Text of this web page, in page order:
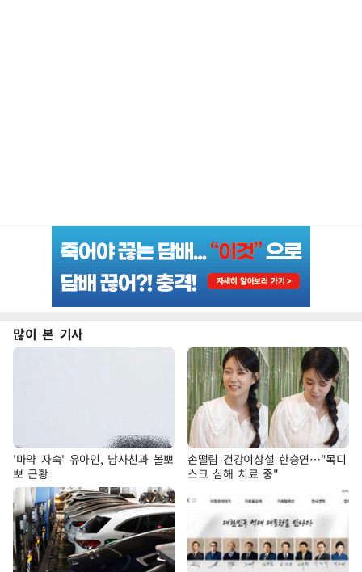
많이 본 기사
'마약 자숙' 유아인, 남사친과 볼뽀
뽀 근황
손떨림 건강이상설 한승연…"목디
스크 심해 치료 중"